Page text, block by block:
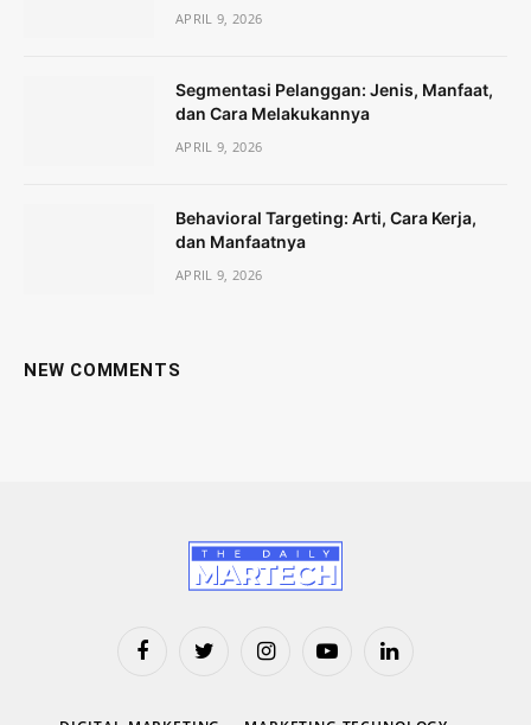
APRIL 9, 2026
Segmentasi Pelanggan: Jenis, Manfaat,
dan Cara Melakukannya
APRIL 9, 2026
Behavioral Targeting: Arti, Cara Kerja,
dan Manfaatnya
APRIL 9, 2026
NEW COMMENTS
FacebookTwitter InstagramYouTubeLinkedIn